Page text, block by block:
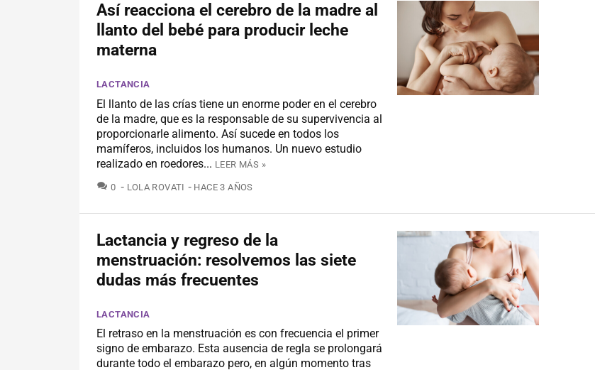
Así reacciona el cerebro de la madre al
llanto del bebé para producir leche
materna
LACTANCIA
El llanto de las crías tiene un enorme poder en el cerebro
de la madre, que es la responsable de su supervivencia al
proporcionarle alimento. Así sucede en todos los
mamíferos, incluidos los humanos. Un nuevo estudio
realizado en roedores... LEER MÁS »
0 COMENTARIOS
LOLA ROVATI HACE 3 AÑOS
Lactancia y regreso de la
menstruación: resolvemos las siete
dudas más frecuentes
LACTANCIA
El retraso en la menstruación es con frecuencia el primer
signo de embarazo. Esta ausencia de regla se prolongará
durante todo el embarazo pero, en algún momento tras